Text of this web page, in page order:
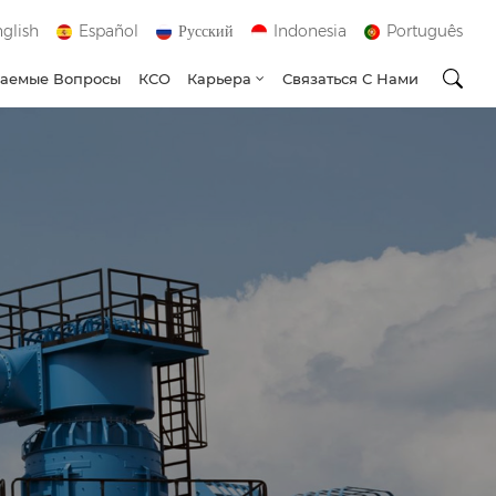
Español Русский Indonesia Português
Вопросы КСО Карьера Связаться С Нами